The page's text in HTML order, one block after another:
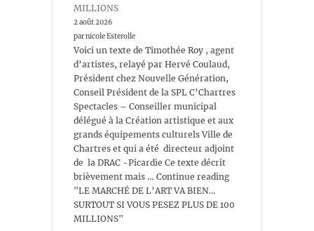
MILLIONS
2 août 2026
par nicole Esterolle
Voici un texte de Timothée Roy , agent
d’artistes, relayé par Hervé Coulaud,
Président chez Nouvelle Génération,
Conseil Président de la SPL C’Chartres
Spectacles – Conseiller municipal
délégué à la Création artistique et aux
grands équipements culturels Ville de
Chartres et qui a été directeur adjoint
de la DRAC -Picardie Ce texte décrit
brièvement mais … Continue reading
"LE MARCHÉ DE L’ART VA BIEN…
SURTOUT SI VOUS PESEZ PLUS DE 100
MILLIONS"